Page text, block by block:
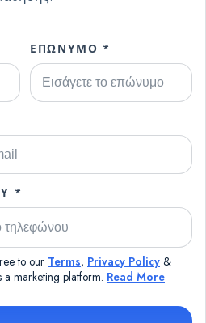
ΕΠΏΝΥΜΟ *
*
to our Terms, Privacy Policy &
a marketing platform. Read More